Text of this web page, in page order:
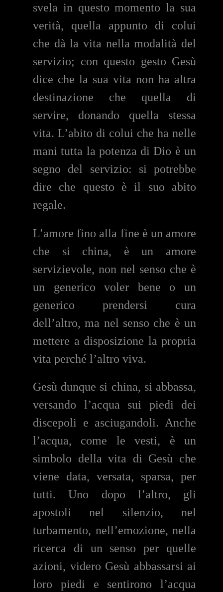
svela in questo momento la sua
verità, quella appunto di colui
che dà la vita nella modalità del
servizio; con questo gesto Gesù
dice che la sua vita non ha altra
destinazione che quella di
servire, donando quella stessa
vita. L’abito di colui che ha nelle
mani tutta la potenza di Dio è un
segno del servizio: si potrebbe
dire che questo è il suo abito
regale.
L’amore fino alla fine è un amore
che si china, è un amore
servizievole, non nel senso che è
un generico voler bene o un
generico prendersi cura
dell’altro, ma nel senso che è un
mettere a disposizione la propria
vita perché l’altro viva.
Gesù dunque si china, si abbassa,
versando l’acqua sui piedi dei
discepoli e asciugandoli. Anche
l’acqua, come le vesti, è un
simbolo della vita di Gesù che
viene data, versata, sparsa, per
tutti. Uno dopo l’altro, gli
apostoli nel silenzio, nel
turbamento, nell’emozione, nella
ricerca di un senso per quelle
azioni, videro Gesù abbassarsi ai
loro piedi e sentirono l’acqua